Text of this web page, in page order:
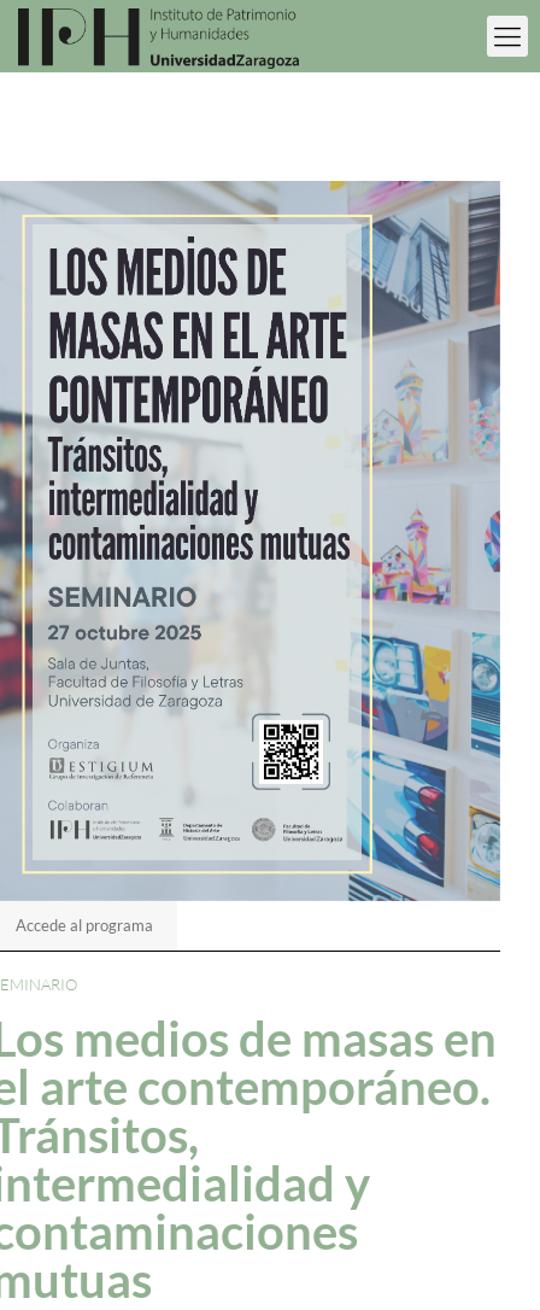
Accede al programa
medios de masas en
arte contemporáneo.
y